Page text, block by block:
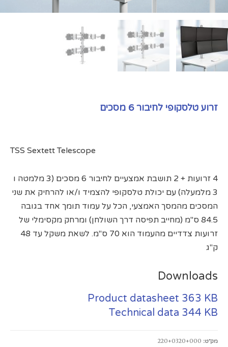
זרוע טלסקופי לחיבור 6 מסכים
TSS Sextett Telescope
4 זרועות + 2 תושבת אמצעיים לחיבור 6 מסכים (3 מלמטה ו
3 מלמעלה) עם יכולת טלסקופי להצמיד ו/או להרחיק את שני
המסכים מהמסך האמצעי, הכל על עמוד תומך אחד בגובה
84.5 ס"מ (מחייב תפיסה דרך השולחן) ומרחק מקסימלי של
זרועות צדדיים מהעמוד הוא 70 ס"מ. לשאת משקל עד 48
ק"ג
Downloads
Product datasheet 363 KB
Technical data 344 KB
מק״ט: 220+0320+000